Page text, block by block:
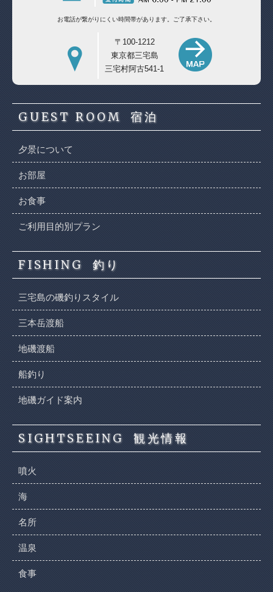
お電話が繋がりにくい時間帯があります。 ご了承下さい。
〒100-1212
東京都三宅島
三宅村阿古541-1
GUEST ROOM 宿泊
夕景について
お部屋
お食事
ご利用目的別プラン
FISHING 釣り
三宅島の磯釣りスタイル
三本岳渡船
地磯渡船
船釣り
地磯ガイド案内
SIGHTSEEING 観光情報
噴火
海
名所
温泉
食事